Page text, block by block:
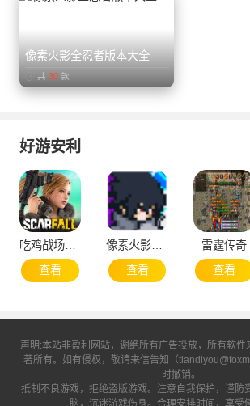
像素火影全忍者版本大全
共 30 款
好游安利
吃鸡战场皇家大战
查看
查看
雷霆传奇
查看
声明:本站非盈利网站，谢绝所有广告投放，所有软件
著所有。如有侵权，敬请来信告知（
时撤销。
抵制不良游戏，拒绝盗版游戏。注意自我保护，谨防
脑，沉迷游戏伤身。合理安排时间，享受